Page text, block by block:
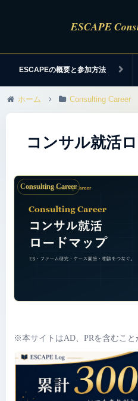
ESCAPEの概要と参加方法
ホーム Consulting Career
コンサル就活
Consulting Career
※本サイトはAD、PRを含むこと